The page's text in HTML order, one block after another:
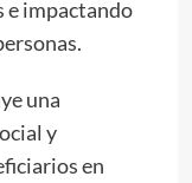
e impactando
una
y
en